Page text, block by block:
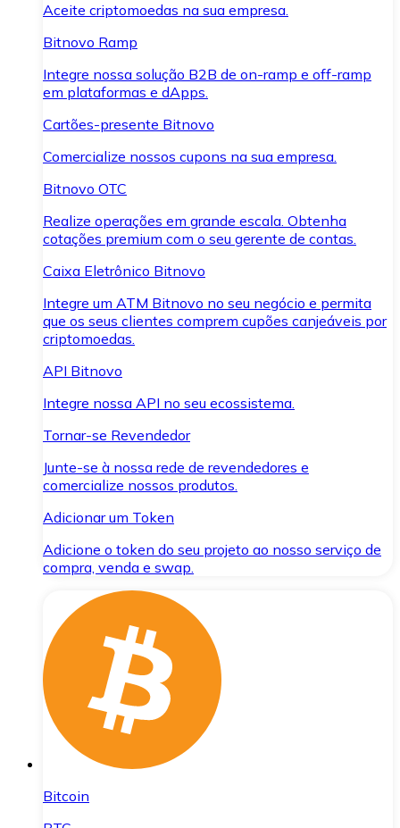
Aceite criptomoedas na sua empresa.
Bitnovo Ramp
Integre nossa solução B2B de on-ramp e off-ramp
em plataformas e dApps.
Cartões-presente Bitnovo
Comercialize nossos cupons na sua empresa.
Bitnovo OTC
Realize operações em grande escala. Obtenha
cotações premium com o seu gerente de contas.
Caixa Eletrônico Bitnovo
Integre um ATM Bitnovo no seu negócio e permita
que os seus clientes comprem cupões canjeáveis por
criptomoedas.
API Bitnovo
Integre nossa API no seu ecossistema.
Tornar-se Revendedor
Junte-se à nossa rede de revendedores e
comercialize nossos produtos.
Adicionar um Token
Adicione o token do seu projeto ao nosso serviço de
compra, venda e swap.
Bitcoin